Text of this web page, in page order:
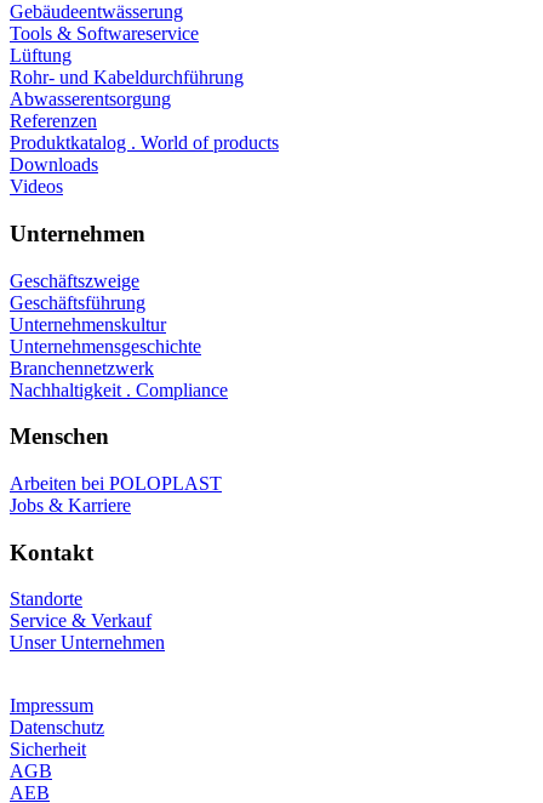
Gebäudeentwässerung
Tools & Softwareservice
Lüftung
Rohr- und Kabeldurchführung
Abwasserentsorgung
Referenzen
Produktkatalog . World of products
Downloads
Videos
Unternehmen
Geschäftszweige
Geschäftsführung
Unternehmenskultur
Unternehmensgeschichte
Branchennetzwerk
Nachhaltigkeit . Compliance
Menschen
Arbeiten bei POLOPLAST
Jobs & Karriere
Kontakt
Standorte
Service & Verkauf
Unser Unternehmen
Impressum
Datenschutz
Sicherheit
AGB
AEB